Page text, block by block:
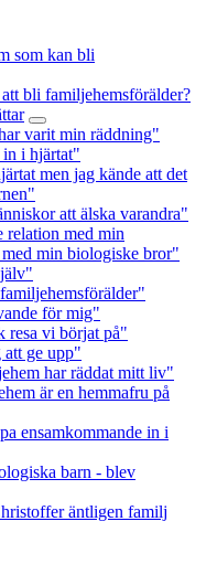
som kan bli
bli familjehemsförälder?
varit min räddning"
i hjärtat"
men jag kände att det
att älska varandra"
relation med min
min biologiske bror"
för mig"
resa vi börjat på"
att ge upp"
har räddat mitt liv"
är en hemmafru på
ensamkommande in i
barn - blev
äntligen familj